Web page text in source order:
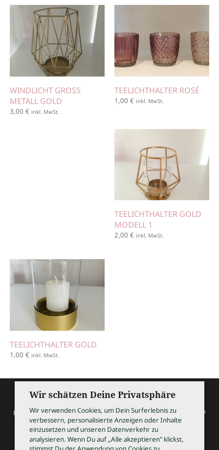
WINDLICHT GROSS M
ETALL GOLD
3,00 € inkl. MwSt.
TEELICHTHALTER ROSÉ
1,00 € inkl. MwSt.
TEELICHTHALTER GOLD
MODELL 1
2,00 € inkl. MwSt.
TEELICHTHALTER GOLD
1,00 € inkl. MwSt.
HOCHZEITSSHOPPING / Thomas Bauer / Meßmerstraße 32 /
97508 Grettstadt
Tel 09729 9099504 / info@hochzeitsshopping.com
Wir schätzen Deine Privatsphäre
Wir verwenden Cookies, um Dein Surferlebnis zu
verbessern, personalisierte Anzeigen oder Inhalte
einzusetzen und unseren Datenverkehr zu
analysieren. Wenn Du auf „Alle akzeptieren" klickst,